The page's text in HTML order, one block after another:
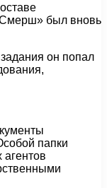
был вновь
он попал
папки